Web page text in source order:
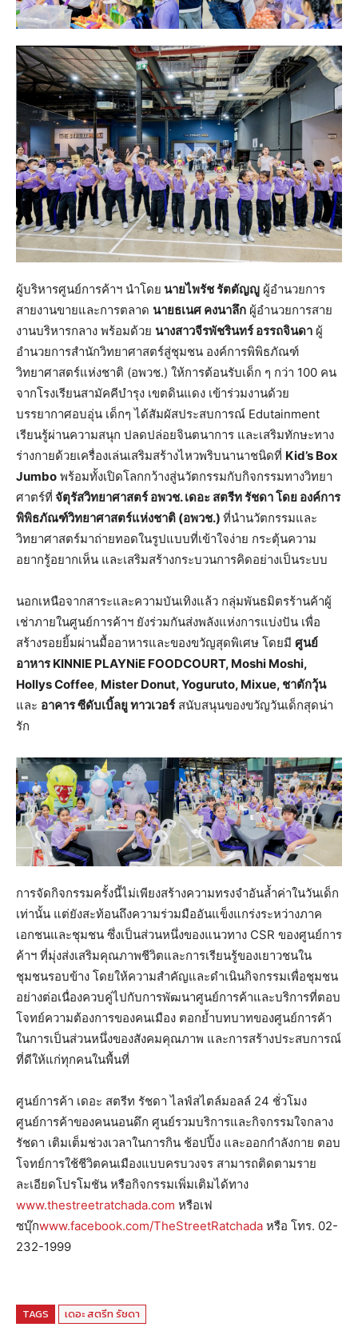
ผู้บริหารศูนย์การค้าฯ นำโดย นายไพรัช รัตตัญญู ผู้อำนวยการ
สายงานขายและการตลาด นายธเนศ คงนาลึก ผู้อำนวยการสาย
งานบริหารกลาง พร้อมด้วย นางสาวจีรพัชรินทร์ อรรถจินดา ผู้
อำนวยการสำนักวิทยาศาสตร์สู่ชุมชน องค์การพิพิธภัณฑ์
วิทยาศาสตร์แห่งชาติ (อพวช.) ให้การต้อนรับเด็ก ๆ กว่า 100 คน
จากโรงเรียนสามัคคีบำรุง เขตดินแดง เข้าร่วมงานด้วย
บรรยากาศอบอุ่น เด็กๆ ได้สัมผัสประสบการณ์ Edutainment
เรียนรู้ผ่านความสนุก ปลดปล่อยจินตนาการ และเสริมทักษะทาง
ร่างกายด้วยเครื่องเล่นเสริมสร้างไหวพริบนานาชนิดที่ Kid’s Box
Jumbo พร้อมทั้งเปิดโลกกว้างสู่นวัตกรรมกับกิจกรรมทางวิทยา
ศาตร์ที่ จัตุรัสวิทยาศาสตร์ อพวช. เดอะ สตรีท รัชดา โดย องค์การ
พิพิธภัณฑ์วิทยาศาสตร์แห่งชาติ (อพวช.) ที่นำนวัตกรรมและ
วิทยาศาสตร์มาถ่ายทอดในรูปแบบที่เข้าใจง่าย กระตุ้นความ
อยากรู้อยากเห็น และเสริมสร้างกระบวนการคิดอย่างเป็นระบบ
นอกเหนือจากสาระและความบันเทิงแล้ว กลุ่มพันธมิตรร้านค้าผู้
เช่าภายในศูนย์การค้าฯ ยังร่วมกันส่งพลังแห่งการแบ่งปัน เพื่อ
สร้างรอยยิ้มผ่านมื้ออาหารและของขวัญสุดพิเศษ โดยมี ศูนย์
อาหารKINNIE PLAYNiE FOODCOURT, Moshi Moshi,
Hollys Coffee, Mister Donut, Yoguruto, Mixue, ชาตักวุ้น
และ อาคาร ซีดับเบิ้ลยู ทาวเวอร์สนับสนุนของขวัญวันเด็กสุดน่า
รัก
การจัดกิจกรรมครั้งนี้ไม่เพียงสร้างความทรงจำอันล้ำค่าในวันเด็ก
เท่านั้น แต่ยังสะท้อนถึงความร่วมมืออันแข็งแกร่งระหว่างภาค
เอกชนและชุมชน ซึ่งเป็นส่วนหนึ่งของแนวทาง CSR ของศูนย์การ
ค้าฯ ที่มุ่งส่งเสริมคุณภาพชีวิตและการเรียนรู้ของเยาวชนใน
ชุมชนรอบข้าง โดยให้ความสำคัญและดำเนินกิจกรรมเพื่อชุมชน
อย่างต่อเนื่องควบคู่ไปกับการพัฒนาศูนย์การค้าและบริการที่ตอบ
โจทย์ความต้องการของคนเมือง ตอกย้ำบทบาทของศูนย์การค้า
ในการเป็นส่วนหนึ่งของสังคมคุณภาพ และการสร้างประสบการณ์
ที่ดีให้แก่ทุกคนในพื้นที่
ศูนย์การค้า เดอะ สตรีท รัชดา ไลฟ์สไตล์มอลล์ 24 ชั่วโมง
ศูนย์การค้าของคนนอนดึก ศูนย์รวมบริการและกิจกรรมใจกลาง
รัชดา เติมเต็มช่วงเวลาในการกิน ช้อปปิ้ง และออกกำลังกาย ตอบ
โจทย์การใช้ชีวิตคนเมืองแบบครบวงจร สามารถติดตามราย
ละเอียดโปรโมชัน หรือกิจกรรมเพิ่มเติมได้ทาง
www.thestreetratchada.com หรือเฟ
ซบุ๊กwww.facebook.com/TheStreetRatchada หรือ โทร. 02-
232-1999
TAGS เดอะ สตรีท รัชดา